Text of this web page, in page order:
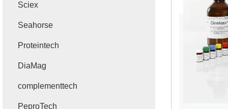
Sciex
Seahorse
Proteintech
DiaMag
complementtech
PeproTech